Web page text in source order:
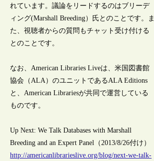
れています。議論をリードするのはブリーデ
ィング(Marshall Breeding）氏とのことです。ま
た、視聴者からの質問もチャット受け付ける
とのことです。
なお、American Libraries Liveは、米国図書館
協会（ALA）のユニットであるALA Editions
と、American Librariesが共同で運営している
ものです。
Up Next: We Talk Databases with Marshall
Breeding and an Expert Panel（2013/8/26付け）
http://americanlibrarieslive.org/blog/next-we-talk-